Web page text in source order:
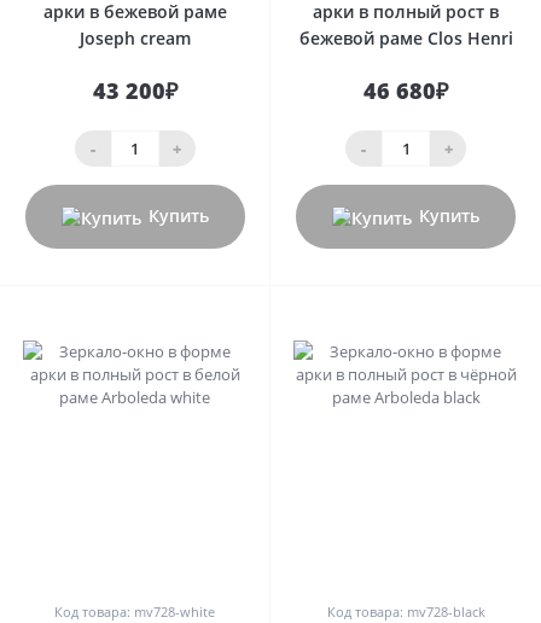
арки в бежевой раме
Joseph cream
43 200₽
- +
Купить
арки в полный рост в
бежевой раме Clos Henri
46 680₽
- +
Купить
Код товара: mv728-white Код товара: mv728-black